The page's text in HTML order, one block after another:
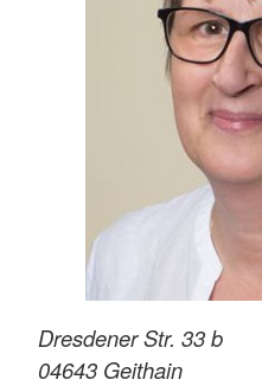
Dresdener Str. 33 b
04643 Geithain